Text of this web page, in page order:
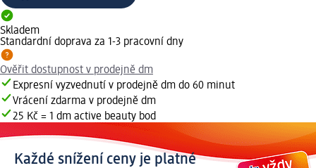
Skladem
Standardní doprava za 1-3 pracovní dny
Ověřit dostupnost v prodejně dm
Expresní vyzvednutí v prodejně dm do 60 minut
Vrácení zdarma v prodejně dm
25 Kč = 1 dm active beauty bod
Každé snížení ceny je platné